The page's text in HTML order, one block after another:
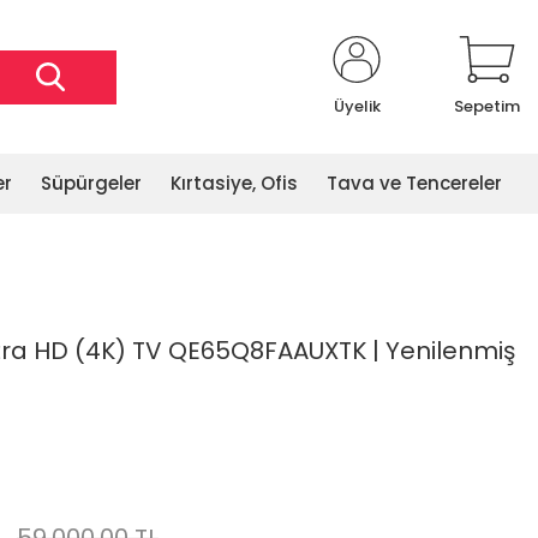
Üyelik Sepetim
Süpürgeler Kırtasiye, Ofis Tava ve Tencereler
HD (4K) TV QE65Q8FAAUXTK | Yenilenmiş